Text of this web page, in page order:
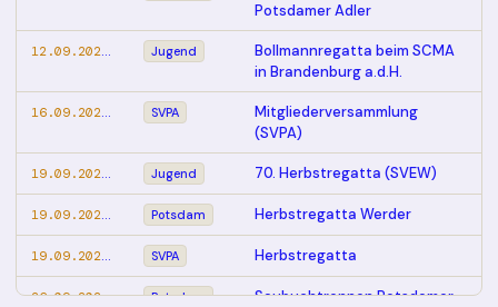
Potsdamer Adler
12.09.2026 – 13.09.2026 Jugend
Bollmannregatta beim SCMA
in Brandenburg a.d.H.
16.09.2026 – 16.09.2026 SVPA
Mitgliederversammlung
(SVPA)
19.09.2026 – 20.09.2026 Jugend 70. Herbstregatta (SVEW)
19.09.2026 – 20.09.2026 Potsdam Herbstregatta Werder
19.09.2026 – 20.09.2026 SVPA Herbstregatta
26.09.2026 – 27.09.2026 Potsdam Saubuchtrennen Potsdamer